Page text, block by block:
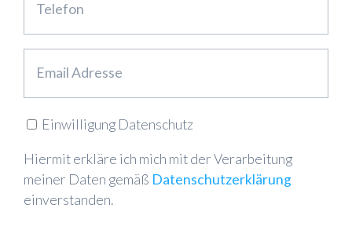
Einwilligung Datenschutz
Hiermit erkläre ich mich mit der Verarbeitung
meiner Daten gemäß Datenschutzerklärung
einverstanden.